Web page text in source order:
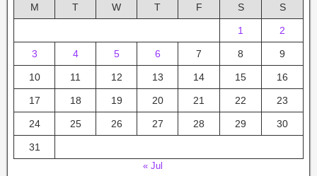
M T W T F S S
1 2
3 4 5 6 7 8 9
10 11 12 13 14 15 16
17 18 19 20 21 22 23
24 25 26 27 28 29 30
31
« Jul